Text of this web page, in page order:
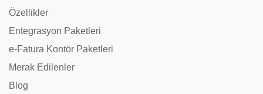
Özellikler
Entegrasyon Paketleri
e-Fatura Kontör Paketleri
Merak Edilenler
Blog